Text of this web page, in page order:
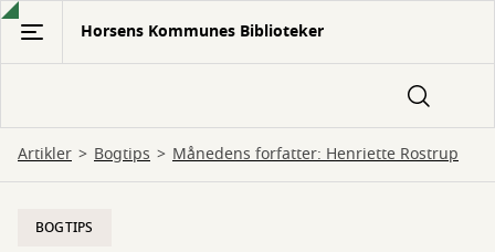
Gå
hovedindhold
Horsens Kommunes Biblioteker
Artikler Bogtips Månedens forfatter: Henriette Rostrup
BOGTIPS